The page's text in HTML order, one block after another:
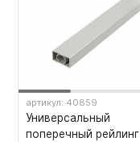
артикул: 40859
Универсальный
поперечный рейлинг